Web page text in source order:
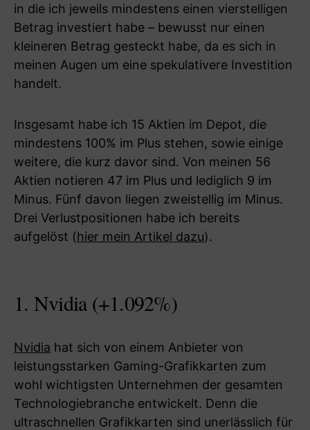
in die ich jeweils mindestens einen vierstelligen
Betrag investiert habe – bewusst nur einen
kleineren Betrag gesteckt habe, da es sich in
meinen Augen um eine spekulativere Investition
handelt.
Insgesamt habe ich 15 Aktien im Depot, die
mindestens 100% im Plus stehen, sowie einige
weitere, die kurz davor sind. Von meinen 56
Aktien notieren 47 im Plus und lediglich 9 im
Minus. Fünf davon liegen zweistellig im Minus.
Drei Verlustpositionen habe ich bereits
aufgelöst (hier mein Artikel dazu).
1. Nvidia (+1.092%)
Nvidia hat sich von einem Anbieter von
leistungsstarken Gaming-Grafikkarten zum
wohl wichtigsten Unternehmen der gesamten
Technologiebranche entwickelt. Denn die
ultraschnellen Grafikkarten sind unerlässlich für